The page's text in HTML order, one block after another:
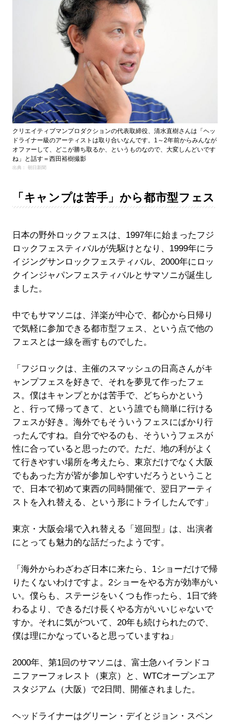
クリエイティブマンプロダクションの代表取締役、清水直樹さんは「ヘッ
ドライナー級のアーティストは取り合いなんです。1～2年前からみんなが
オファーして、どこが勝ち取るか、というものなので、大変しんどいです
ね」と話す＝西田裕樹撮影
出典： 朝日新聞
「キャンプは苦手」から都市型フェス
日本の野外ロックフェスは、1997年に始まったフジ
ロックフェスティバルが先駆けとなり、1999年にラ
イジングサンロックフェスティバル、2000年にロッ
クインジャパンフェスティバルとサマソニが誕生し
ました。
中でもサマソニは、洋楽が中心で、都心から日帰り
で気軽に参加できる都市型フェス、という点で他の
フェスとは一線を画すものでした。
「フジロックは、主催のスマッシュの日高さんがキ
ャンプフェスを好きで、それを夢見て作ったフェ
ス。僕はキャンプとかは苦手で、どちらかという
と、行って帰ってきて、という誰でも簡単に行ける
フェスが好き。海外でもそういうフェスにばかり行
ったんですね。自分でやるのも、そういうフェスが
性に合っていると思ったので。ただ、地の利がよく
て行きやすい場所を考えたら、東京だけでなく大阪
でもあった方が皆が参加しやすいだろうということ
で、日本で初めて東西の同時開催で、翌日アーティ
ストを入れ替える、という形にトライしたんです」
東京・大阪会場で入れ替える「巡回型」は、出演者
にとっても魅力的な話だったようです。
「海外からわざわざ日本に来たら、1ショーだけで帰
りたくないわけですよ。2ショーをやる方が効率がい
い。僕らも、ステージをいくつも作ったら、1日で終
わるより、できるだけ長くやる方がいいじゃないで
すか。それに気がついて、20年も続けられたので、
僕は理にかなっていると思っていますね」
2000年、第1回のサマソニは、富士急ハイランドコ
ニファーフォレスト（東京）と、WTCオープンエア
スタジアム（大阪）で2日間、開催されました。
ヘッドライナーはグリーン・デイとジョン・スペン